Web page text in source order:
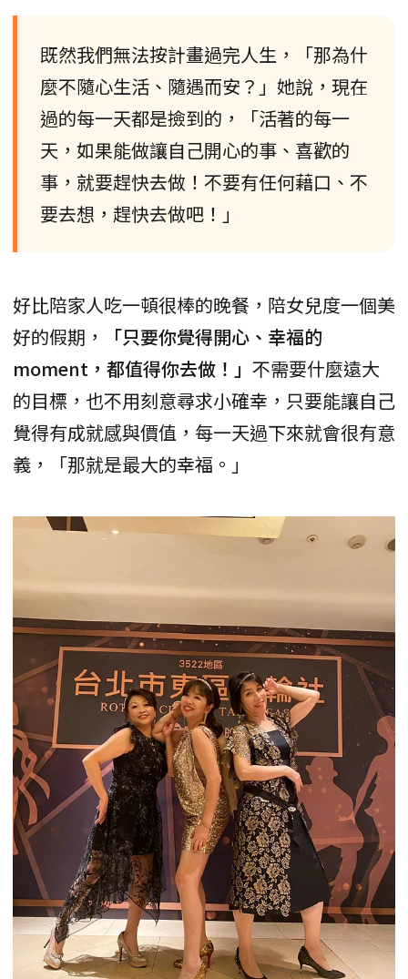
既然我們無法按計畫過完人生，「那為什
麼不隨心生活、隨遇而安？」她說，現在
過的每一天都是撿到的，「活著的每一
天，如果能做讓自己開心的事、喜歡的
事，就要趕快去做！不要有任何藉口、不
要去想，趕快去做吧！」
好比陪家人吃一頓很棒的晚餐，陪女兒度一個美
好的假期，
「只要你覺得開心、幸福的
moment，都值得你去做！」 不需要什麼遠大
的目標，也不用刻意尋求小確幸，只要能讓自己
覺得有成就感與價值，每一天過下來就會很有意
義，「那就是最大的幸福。」